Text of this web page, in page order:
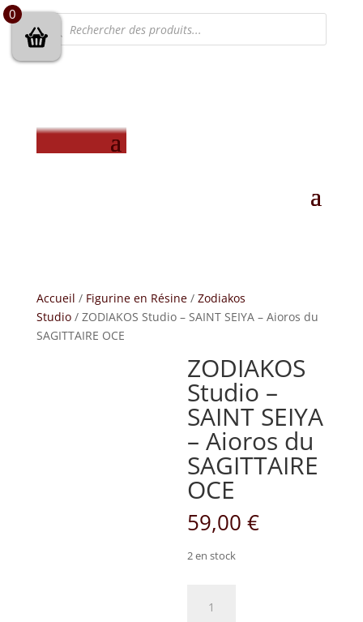
Recherche
de
produits
Accueil / Figurine en Résine/ Zodiakos
Studio/ ZODIAKOS Studio – SAINT SEIYA – Aioros du
SAGITTAIRE OCE
ZODIAKOS
Studio –
SAINT SEIYA
– Aioros du
SAGITTAIRE
OCE
59,00€
2 en stock
0